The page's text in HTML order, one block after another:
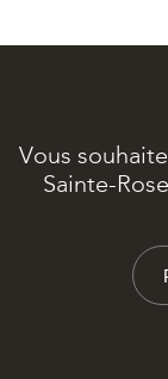
Vous
Sainte-